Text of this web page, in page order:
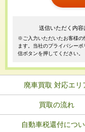
送信いただく内容
※ご入力いただいたお客様の
ます。当社のプライバシー
信ボタンを押してください。
廃車買取 対応エリ
買取の流れ
自動車税還付につ